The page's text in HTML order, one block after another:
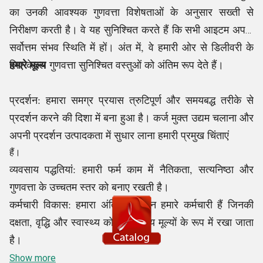
का उनकी आवश्यक गुणवत्ता विशेषताओं के अनुसार सख्ती से
निरीक्षण करती है। वे यह सुनिश्चित करते हैं कि सभी आइटम अपनी
सर्वोत्तम संभव स्थिति में हों। अंत में, वे हमारी ओर से डिलीवरी के
लिए केवल गुणवत्ता सुनिश्चित वस्तुओं को अंतिम रूप देते हैं।
हमारे मूल्य
प्रदर्शन: हमारा समग्र प्रयास त्रुटिपूर्ण और समयबद्ध तरीके से
प्रदर्शन करने की दिशा में बना हुआ है। कर्ज मुक्त उद्यम चलाना और
अपनी प्रदर्शन उत्पादकता में सुधार लाना हमारी प्रमुख चिंताएं
हैं।
व्यवसाय पद्धतियां: हमारी फर्म काम में नैतिकता, सत्यनिष्ठा और
गुणवत्ता के उच्चतम स्तर को बनाए रखती है।
कर्मचारी विकास: हमारा अंतिम संसाधन हमारे कर्मचारी हैं जिनकी
दक्षता, वृद्धि और स्वास्थ्य को हमारे मुख्य मूल्यों के रूप में रखा जाता
है।
ग्राहक सेवा: हम अपने सम्मानित ग्राहकों के लिए उनके ऑर्डर या
Show more